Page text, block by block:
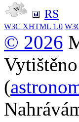
RS
W3C XHTML 1.0
© 2026
(